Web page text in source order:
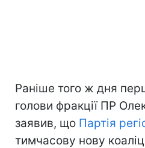
Раніше того ж дня
голови фракції ПР
заявив, що Партія
тимчасову нову